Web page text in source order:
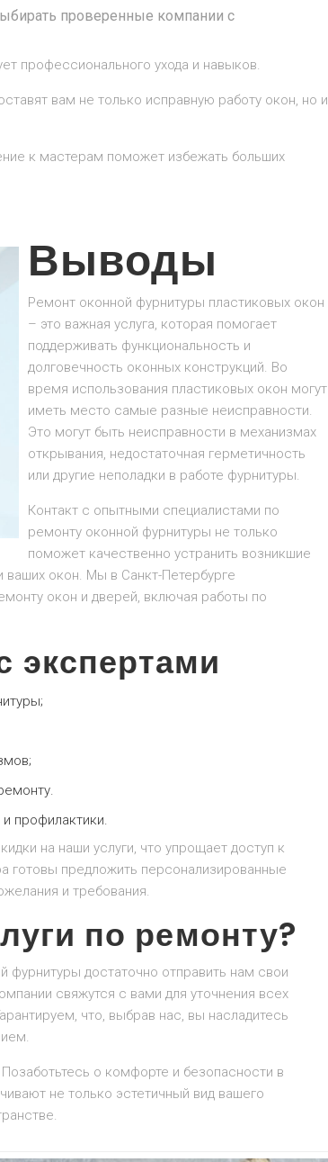
проверенные компании с
профессионального ухода и навыков.
вам не только исправную работу окон, но и
к мастерам поможет избежать больших
Выводы
Ремонт оконной фурнитуры пластиковых окон
– это важная услуга, которая помогает
поддерживать функциональность и
долговечность оконных конструкций. Во
время использования пластиковых окон могут
иметь место самые разные неисправности.
Это могут быть неисправности в механизмах
открывания, недостаточная герметичность
или другие неполадки в работе фурнитуры.
Контакт с опытными специалистами по
ремонту оконной фурнитуры не только
поможет качественно устранить возникшие
ваших окон. Мы в Санкт-Петербурге
окон и дверей, включая работы по
профилактики.
на наши услуги, что упрощает доступ к
готовы предложить персонализированные
и требования.
по ремонту?
достаточно отправить нам свои
свяжутся с вами для уточнения всех
что, выбрав нас, вы насладитесь
о комфорте и безопасности в
не только эстетичный вид вашего